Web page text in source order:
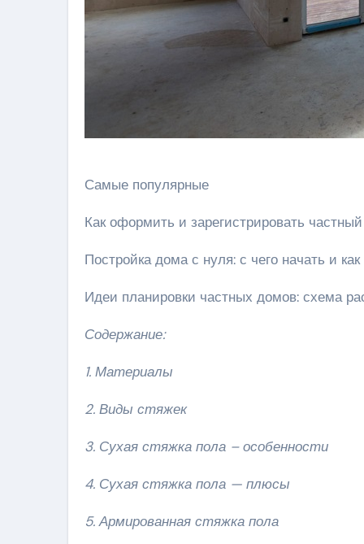
Самые популярные
Как оформить и зарегистрировать
Постройка дома с нуля: с чего начать и
Идеи планировки частных домов: схема
Содержание:
1. Материалы
2. Виды стяжек
3. Сухая стяжка пола – особенности
4. Сухая стяжка пола — плюсы
5. Армированная стяжка пола